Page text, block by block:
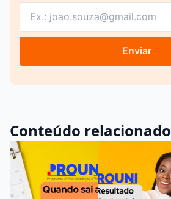
Enviar
Conteúdo relacionado